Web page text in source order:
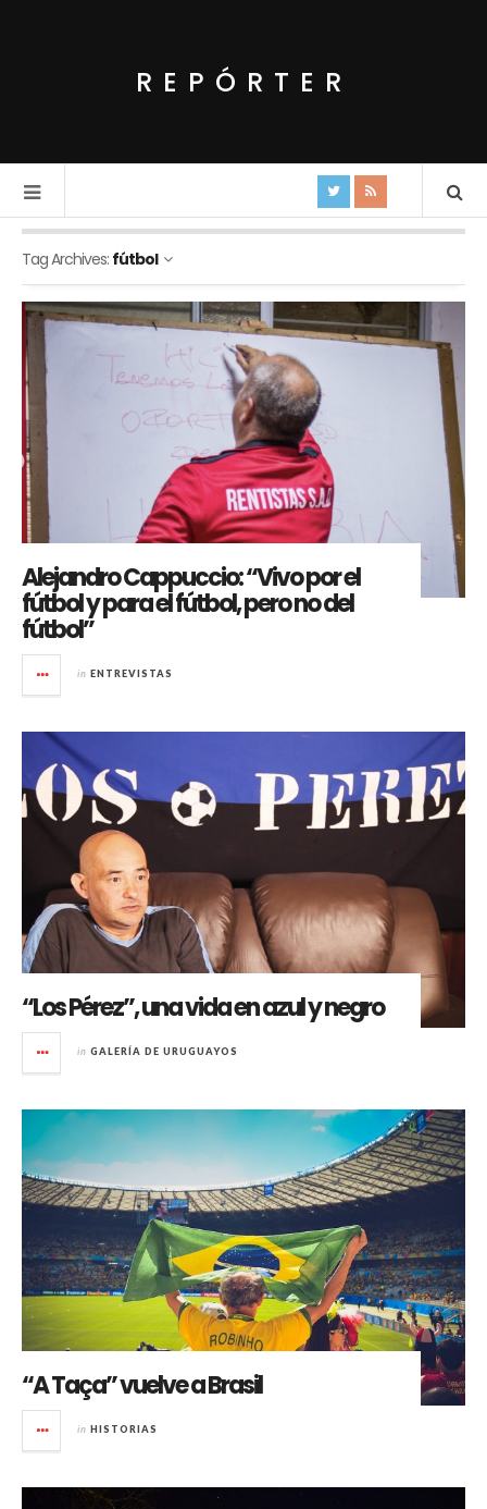
REPÓRTER
Tag Archives: fútbol
Alejandro Cappuccio: “Vivo por el
fútbol y para el fútbol, pero no del
fútbol”
in ENTREVISTAS
“Los Pérez”, una vida en azul y negro
in GALERÍA DE URUGUAYOS
“A Taça” vuelve a Brasil
in HISTORIAS